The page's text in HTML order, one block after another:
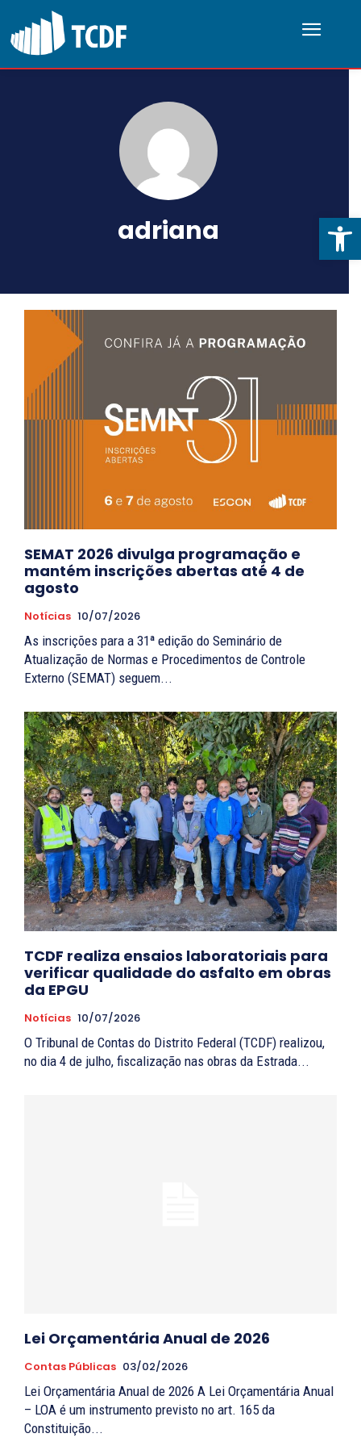
Abrir
adriana
SEMAT 2026 divulga programação e
mantém inscrições abertas até 4 de
agosto
Notícias 10/07/2026
As inscrições para a 31ª edição do Seminário de
Atualização de Normas e Procedimentos de Controle
Externo (SEMAT) seguem...
TCDF realiza ensaios laboratoriais para
verificar qualidade do asfalto em obras
da EPGU
Notícias 10/07/2026
O Tribunal de Contas do Distrito Federal (TCDF) realizou,
no dia 4 de julho, fiscalização nas obras da Estrada...
Lei Orçamentária Anual de 2026
Contas Públicas 03/02/2026
Lei Orçamentária Anual de 2026 A Lei Orçamentária Anual
– LOA é um instrumento previsto no art. 165 da
Constituição...